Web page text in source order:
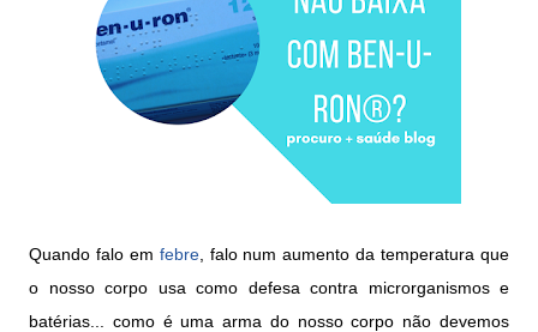
Quando falo em febre, falo num aumento da temperatura que
o nosso corpo usa como defesa contra microrganismos e
batérias... como é uma arma do nosso corpo não devemos